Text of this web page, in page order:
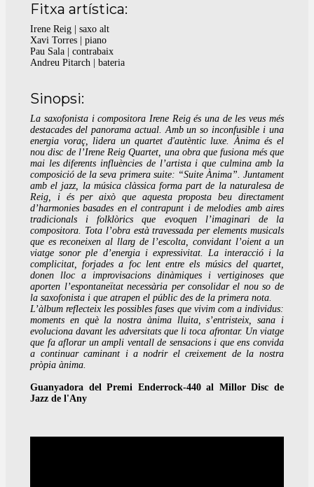
Fitxa artística:
Irene Reig | saxo alt
Xavi Torres | piano
Pau Sala | contrabaix
Andreu Pitarch | bateria
Sinopsi:
La saxofonista i compositora Irene Reig és una de les veus més
destacades del panorama actual. Amb un so inconfusible i una
energia voraç, lidera un quartet d'autèntic luxe. Ànima és el
nou disc de l’Irene Reig Quartet, una obra que fusiona més que
mai les diferents influències de l’artista i que culmina amb la
composició de la seva primera suite: “Suite Ànima”. Juntament
amb el jazz, la música clàssica forma part de la naturalesa de
Reig, i és per això que aquesta proposta beu directament
d’harmonies basades en el contrapunt i de melodies amb aires
tradicionals i folklòrics que evoquen l’imaginari de la
compositora. Tota l’obra està travessada per elements musicals
que es reconeixen al llarg de l’escolta, convidant l’oient a un
viatge sonor ple d’energia i expressivitat. La interacció i la
complicitat, forjades a foc lent entre els músics del quartet,
donen lloc a improvisacions dinàmiques i vertiginoses que
aporten l’espontaneïtat necessària per consolidar el nou so de
la saxofonista i que atrapen el públic des de la primera nota.
L’àlbum reflecteix les possibles fases que vivim com a individus:
moments en què la nostra ànima lluita, s’entristeix, sana i
evoluciona davant les adversitats que li toca afrontar. Un viatge
que fa aflorar un ampli ventall de sensacions i que ens convida
a continuar caminant i a nodrir el creixement de la nostra
pròpia ànima.
Guanyadora del Premi Enderrock-440 al Millor Disc de
Jazz de l'Any